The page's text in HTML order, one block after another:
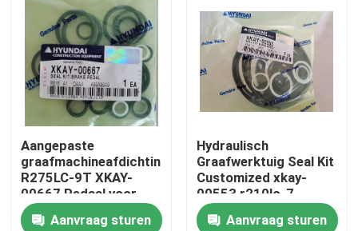
Ongeveer ons
Fabrieksreis
Kwaliteitscontrole
Contacteer ons
Aangepaste
graafmachineafdichtingsset
R275LC-9T XKAY-
00667 Pedaal voor
afstandsbediening
Aanvraag sturen
Hydraulisch
Graafwerktuig Seal Kit
Customized xkay-
00553 r210lc-7
r160lc-7
Aanvraag sturen